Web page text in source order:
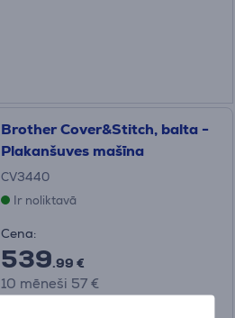
Brother Cover&Stitch, balta -
Plakanšuves mašīna
CV3440
Ir noliktavā
Cena:
539.99 €
10 mēneši 57 €